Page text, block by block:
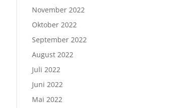
November 2022
Oktober 2022
September 2022
August 2022
Juli 2022
Juni 2022
Mai 2022